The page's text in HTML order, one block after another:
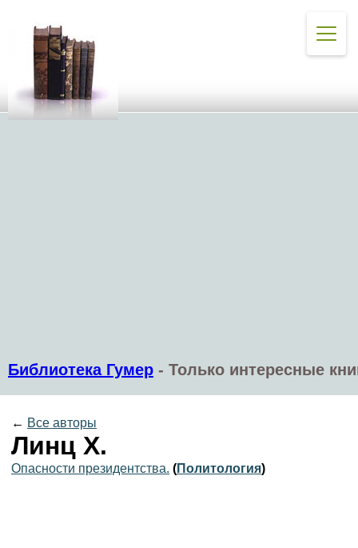
Библиотека Гумер - Только интересные
← Все авторы
Линц Х.
Опасности президентства. (Политология)